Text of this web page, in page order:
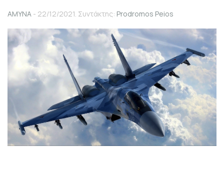
ΑΜΥΝΑ - 22/12/2021. Συντάκτης: Prodromos Peios